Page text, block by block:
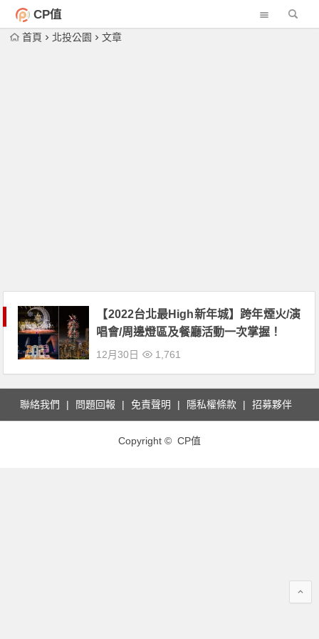
CP值
首頁 北投公園 文章
【2022台北最High新年城】跨年煙火/演
唱會/周邊燈區及餐廳活動一次掌握！
12月30日 1,761
聯絡我們 問題回報 免責聲明 隱私權條款 招募夥伴
Copyright © CP值